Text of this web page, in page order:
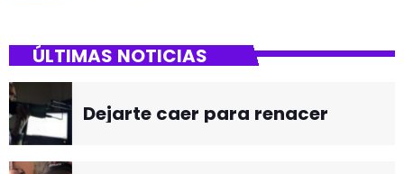
ÚLTIMAS NOTICIAS
Dejarte caer para renacer